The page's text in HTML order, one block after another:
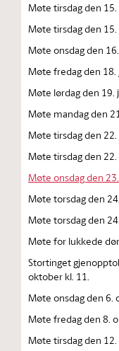
Møte tirsdag den 15.
Møte tirsdag den 15.
Møte onsdag den
Møte fredag den 18.
Møte lørdag den 19.
Møte mandag den
Møte tirsdag den 22.
Møte tirsdag den 22.
Møte onsdag den
Møte torsdag den
Møte torsdag den
Møte for lukkede
Stortinget
oktober kl. 11.
Møte onsdag den 6.
Møte fredag den 8.
Møte tirsdag den